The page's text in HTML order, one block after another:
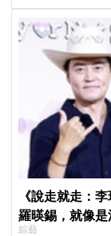
《說走就走：
羅暎錫，就像
綜藝